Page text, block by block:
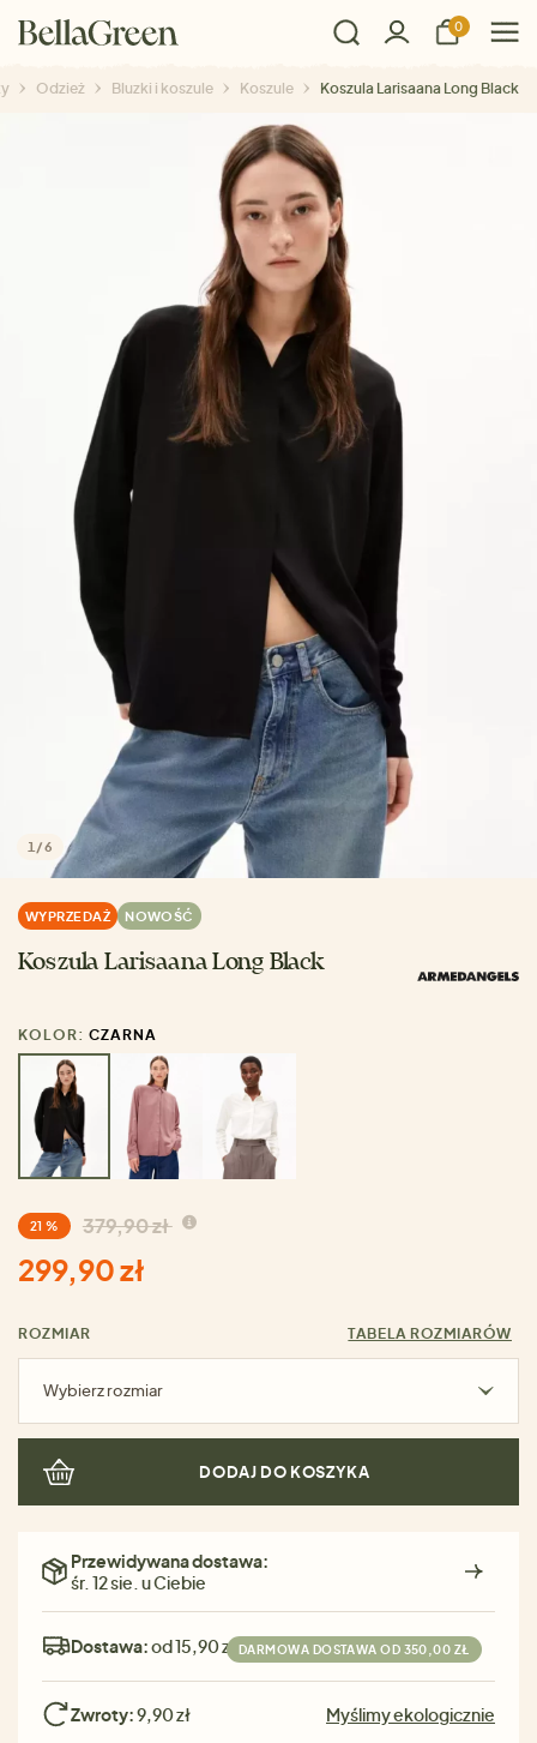
0
Odzież Bluzki i koszule Koszule Koszula Larisaana Long Black
1 /6
WYPRZEDAŻ NOWOŚĆ
Koszula Larisaana Long Black
KOLOR: CZARNA
21 % 379,90 zł
299,90 zł
ROZMIAR TABELA ROZMIARÓW
Wybierz rozmiar
DODAJ DO KOSZYKA
Przewidywana dostawa:
śr. 12 sie. u Ciebie
Dostawa:od 15,90 zł DARMOWA DOSTAWA OD 350,00 ZŁ
Zwroty:9,90 zł Myślimy ekologicznie